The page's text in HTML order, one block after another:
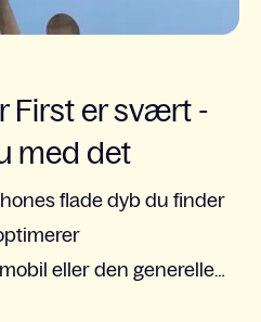
First er svært -
med det
flade dyb du finder
eller den generelle